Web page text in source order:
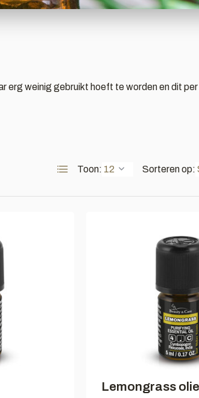
erg weinig gebruikt hoeft te worden en dit
Toon: Sorteren op:
Lemongrass olie